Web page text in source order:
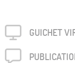
GUICHET